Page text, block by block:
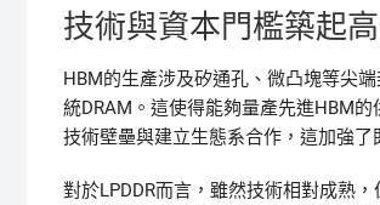
技術與資本門檻築起
HBM的生產涉及矽通孔、微凸塊等尖
統DRAM。這使得能夠量產先進HBM
技術壁壘與建立生態系合作，這加強
對於LPDDR而言，雖然技術相對成熟